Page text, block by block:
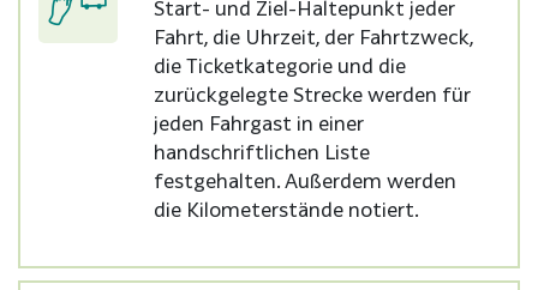
Start- und Ziel-Haltepunkt jeder
Fahrt, die Uhrzeit, der Fahrtzweck,
die Ticketkategorie und die
zurückgelegte Strecke werden für
jeden Fahrgast in einer
handschriftlichen Liste
festgehalten. Außerdem werden
die Kilometerstände notiert.